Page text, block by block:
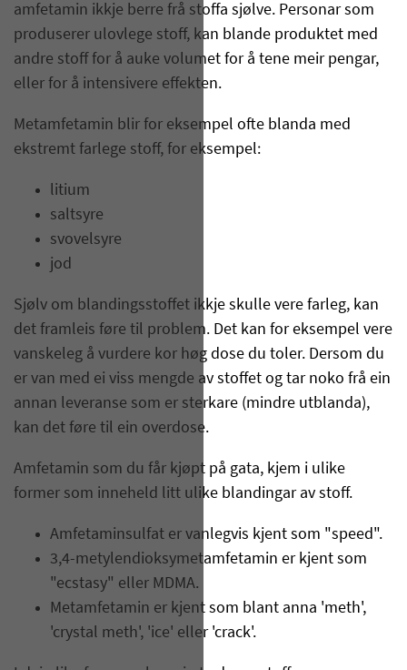
amfetamin ikkje berre frå stoffa sjølve. Personar som
produserer ulovlege stoff, kan blande produktet med
andre stoff for å auke volumet for å tene meir pengar,
eller for å intensivere effekten.
Metamfetamin blir for eksempel ofte blanda med
ekstremt farlege stoff, for eksempel:
litium
saltsyre
svovelsyre
jod
Sjølv om blandingsstoffet ikkje skulle vere farleg, kan
det framleis føre til problem. Det kan for eksempel vere
vanskeleg å vurdere kor høg dose du toler. Dersom du
er van med ei viss mengde av stoffet og tar noko frå ein
annan leveranse som er sterkare (mindre utblanda),
kan det føre til ein overdose.
Amfetamin som du får kjøpt på gata, kjem i ulike
former som inneheld litt ulike blandingar av stoff.
Amfetaminsulfat er vanlegvis kjent som "speed".
3,4-metylendioksymetamfetamin er kjent som
"ecstasy" eller MDMA.
Metamfetamin er kjent som blant anna 'meth',
'crystal meth', 'ice' eller 'crack'.